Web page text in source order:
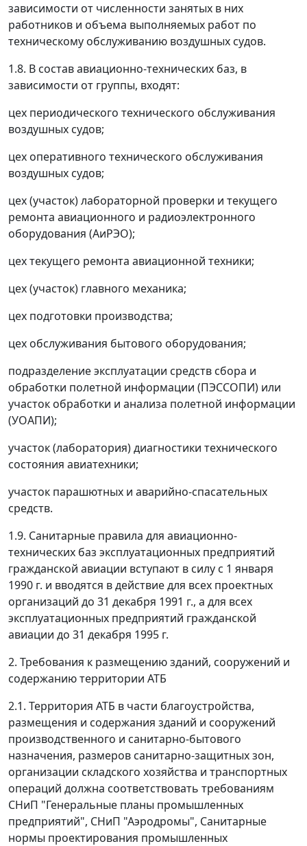
зависимости от численности занятых в них
работников и объема выполняемых работ по
техническому обслуживанию воздушных судов.
1.8. В состав авиационно-технических баз, в
зависимости от группы, входят:
цех периодического технического обслуживания
воздушных судов;
цех оперативного технического обслуживания
воздушных судов;
цех (участок) лабораторной проверки и текущего
ремонта авиационного и радиоэлектронного
оборудования (АиРЭО);
цех текущего ремонта авиационной техники;
цех (участок) главного механика;
цех подготовки производства;
цех обслуживания бытового оборудования;
подразделение эксплуатации средств сбора и
обработки полетной информации (ПЭССОПИ) или
участок обработки и анализа полетной информации
(УОАПИ);
участок (лаборатория) диагностики технического
состояния авиатехники;
участок парашютных и аварийно-спасательных
средств.
1.9. Санитарные правила для авиационно-
технических баз эксплуатационных предприятий
гражданской авиации вступают в силу с 1 января
1990 г. и вводятся в действие для всех проектных
организаций до 31 декабря 1991 г., а для всех
эксплуатационных предприятий гражданской
авиации до 31 декабря 1995 г.
2. Требования к размещению зданий, сооружений и
содержанию территории АТБ
2.1. Территория АТБ в части благоустройства,
размещения и содержания зданий и сооружений
производственного и санитарно-бытового
назначения, размеров санитарно-защитных зон,
организации складского хозяйства и транспортных
операций должна соответствовать требованиям
СНиП "Генеральные планы промышленных
предприятий", СНиП "Аэродромы", Санитарные
нормы проектирования промышленных